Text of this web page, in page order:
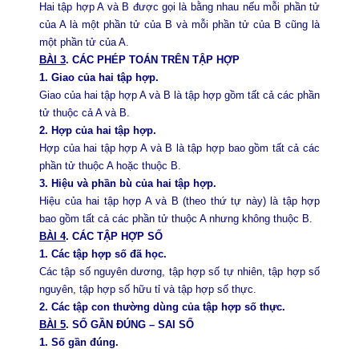
Hai tập hợp A và B được gọi là bằng nhau nếu mỗi phần tử
của A là một phần tử của B và mỗi phần tử của B cũng là
một phần tử của A.
BÀI 3. CÁC PHÉP TOÁN TRÊN TẬP HỢP
1. Giao của hai tập hợp.
Giao của hai tập hợp A và B là tập hợp gồm tất cả các phần
tử thuộc cả A và B.
2. Hợp của hai tập hợp.
Hợp của hai tập hợp A và B là tập hợp bao gồm tất cả các
phần tử thuộc A hoặc thuộc B.
3. Hiệu và phần bù của hai tập hợp.
Hiệu của hai tập hợp A và B (theo thứ tự này) là tập hợp
bao gồm tất cả các phần tử thuộc A nhưng không thuộc B.
BÀI 4. CÁC TẬP HỢP SỐ
1. Các tập hợp số đã học.
Các tập số nguyên dương, tập hợp số tự nhiên, tập hợp số
nguyên, tập hợp số hữu tỉ và tập hợp số thực.
2. Các tập con thường dùng của tập hợp số thực.
BÀI 5. SỐ GẦN ĐÚNG – SAI SỐ
1. Số gần đúng.